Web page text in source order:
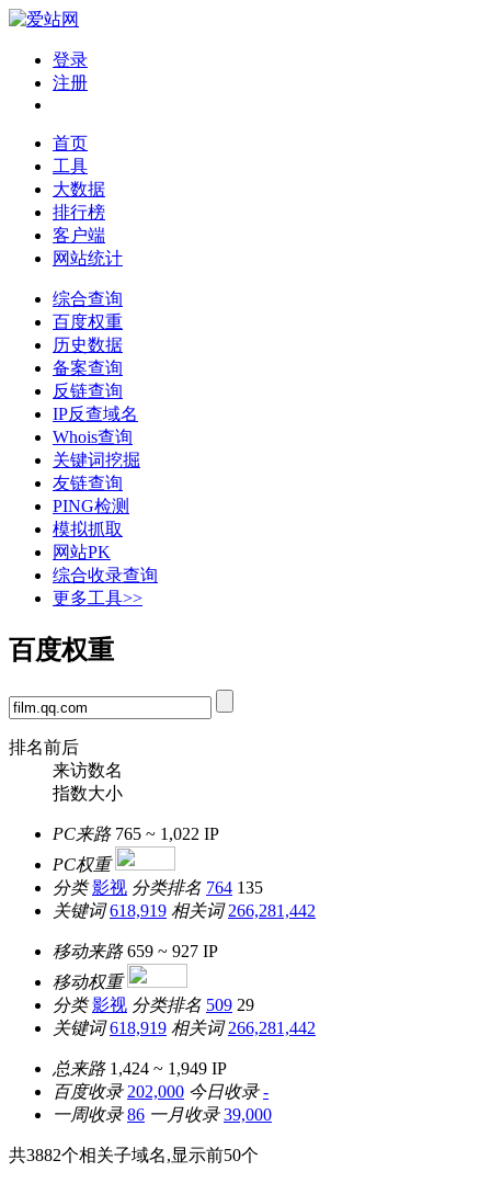
登录
注册
首页
工具
大数据
排行榜
客户端
网站统计
综合查询
百度权重
历史数据
备案查询
反链查询
IP反查域名
Whois查询
关键词挖掘
友链查询
PING检测
模拟抓取
网站PK
综合收录查询
更多工具>>
百度权重
排名前后
来访数名
指数大小
PC来路 765 ~ 1,022 IP
PC权重
分类 影视 分类排名 764 135
关键词 618,919 相关词 266,281,442
移动来路 659 ~ 927 IP
移动权重
分类 影视 分类排名 509 29
关键词 618,919 相关词 266,281,442
总来路 1,424 ~ 1,949 IP
百度收录 202,000 今日收录 -
一周收录 86 一月收录 39,000
共3882个相关子域名,显示前50个